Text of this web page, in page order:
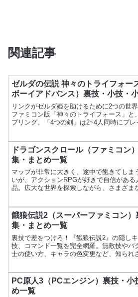
関連記事
ゼルダの伝説 神々のトライフォー
ボーイアドバンス）裏技・小技・
リンクがゼルダ姫を助けるために2つの世
ファミコン版「神々のトライフォース」と
プリング。「4つの剣」は2~4人同時にプレ
ドラゴンスクロール（ファミコン
集・まとめ一覧
マップが非常に大きく、途中で飽きてしま
いが、アクションRPGが好きで自信があ
品。広大な世界を探索しながら、さまざま
餓狼伝説2（スーパーファミコン）
集・まとめ一覧
裏技で差をつけろ！『餓狼伝説2』の隠し
技、コマンド一覧を完全網羅。無敵技やバ
士の使い方、キャラの色変更など、知られ
PC原人3（PCエンジン）裏技・小
め一覧